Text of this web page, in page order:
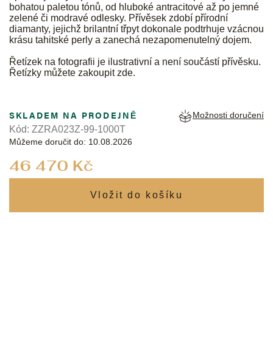
bohatou paletou tónů, od hluboké antracitové až po jemné
zelené či modravé odlesky. Přívěsek zdobí přírodní
diamanty, jejichž brilantní třpyt dokonale podtrhuje vzácnou
krásu tahitské perly a zanechá nezapomenutelný dojem.
Řetízek na fotografii je ilustrativní a není součástí přívěsku.
Řetízky můžete zakoupitzde.
46 470 Kč
SKLADEM NA PRODEJNĚ
Můžeme doručit do: 10.08.2026
Možnosti doručení
Kód: ZZRA023Z-99-1000T